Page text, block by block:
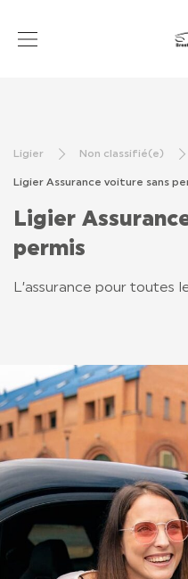
ACTUALITÉS
FINANCEMENT ET ASSURANCE
CONTACT
TOUT SAVOIR
LIGIER GROUP
Ligier Non classifié(e)
Ligier Assurance voiture sans
Ligier
permis
L’assurance pour toutes